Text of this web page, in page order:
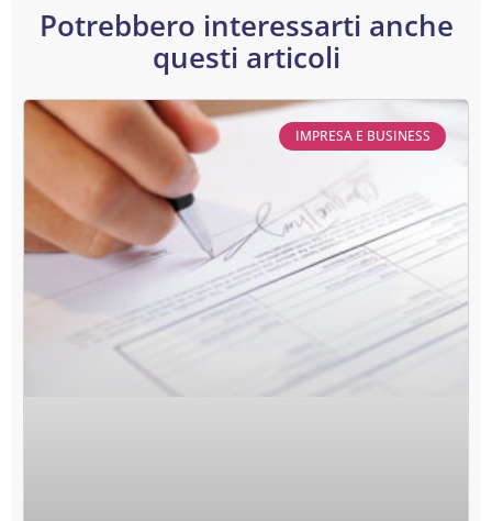
Potrebbero interessarti anche
questi articoli
IMPRESA E BUSINESS